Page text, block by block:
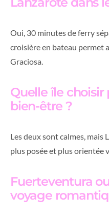
Oui, 30 minutes de ferry
croisière en bateau permet
Graciosa.
Quelle île
bien-être ?
Les deux sont calmes, mais
plus posée et plus orientée
Fuerteventura
voyage